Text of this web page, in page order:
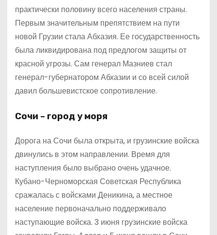
практически половину всего населения страны.
Первым значительным препятствием на пути
новой Грузии стала Абхазия. Ее государственность
была ликвидирована под предлогом защиты от
красной угрозы. Сам генерал Мазниев стал
генерал-губернатором Абхазии и со всей силой
давил большевистское сопротивление.
Сочи – город у моря
Дорога на Сочи была открыта, и грузинские войска
двинулись в этом направлении. Время для
наступления было выбрано очень удачное.
Кубано-Черноморская Советская Республика
сражалась с войсками Деникина, а местное
население первоначально поддерживало
наступающие войска. 3 июня грузинские войска